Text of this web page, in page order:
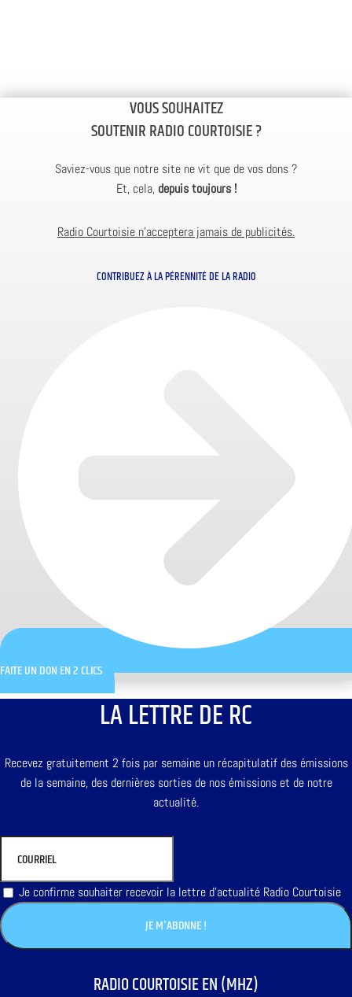
VOUS SOUHAITEZ
SOUTENIR RADIO COURTOISIE ?
Saviez-vous que notre site ne vit que de vos dons ?
Et, cela, depuis toujours !
Radio Courtoisie n’acceptera jamais de publicités.
CONTRIBUEZ À LA PÉRENNITÉ DE LA RADIO
FAITE UN DON EN 2 CLICS
LA LETTRE DE RC
Recevez gratuitement 2 fois par semaine un récapitulatif des émissions
de la semaine, des dernières sorties de nos émissions et de notre
actualité.
Je confirme souhaiter recevoir la lettre d'actualité Radio Courtoisie
RADIO COURTOISIE EN (MHZ)